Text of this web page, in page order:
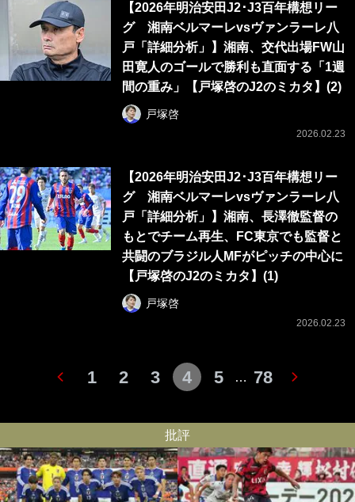
【2026年明治安田J2･J3百年構想リー
グ 湘南ベルマーレvsヴァンラーレ八
戸「詳細分析」】湘南、交代出場FW山
田寛人のゴールで勝利も直面する「1週
間の重み」【戸塚啓のJ2のミカタ】(2)
戸塚啓
2026.02.23
【2026年明治安田J2･J3百年構想リー
グ 湘南ベルマーレvsヴァンラーレ八
戸「詳細分析」】湘南、長澤徹監督の
もとでチーム再生、FC東京でも監督と
共闘のブラジル人MFがピッチの中心に
【戸塚啓のJ2のミカタ】(1)
戸塚啓
2026.02.23
1 2 3 4 5 … 78
批評